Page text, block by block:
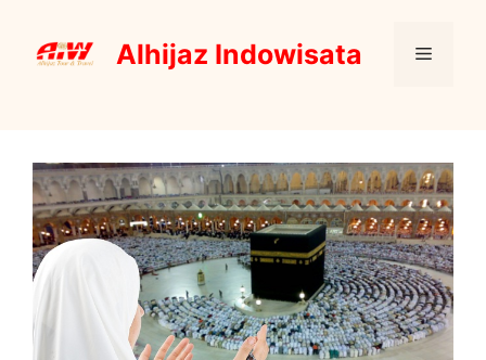
content
Alhijaz Indowisata Menu